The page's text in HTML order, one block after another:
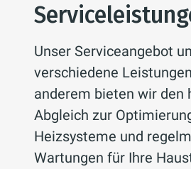
Unser Serviceangebot
verschiedene
anderem bieten wir den
Abgleich zur
Heizsysteme und
Wartungen für Ihre